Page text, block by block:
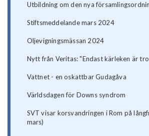
Utbildning om den nya
Stiftsmeddelande mars 2024
Oljevigningsmässan 2024
Nytt från Veritas: "Endast kärleken är
Vattnet - en oskattbar Gudagåva
Världsdagen för Downs syndrom
SVT visar korsvandringen i Rom på
mars)